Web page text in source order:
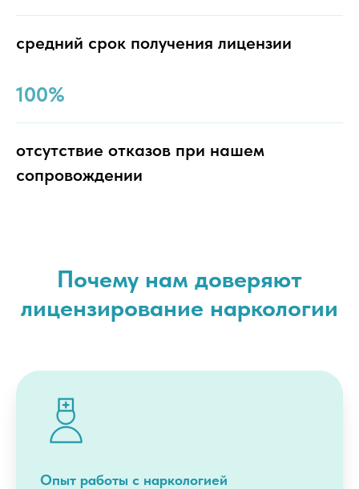
средний срок получения лицензии
100%
отсутствие отказов при нашем
сопровождении
Почему нам доверяют
лицензирование наркологии
Опыт работы с наркологией